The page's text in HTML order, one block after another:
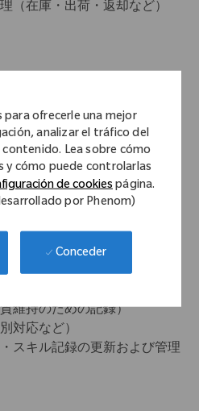
ofrecerle una mejor
analizar el tráfico del
Lea sobre cómo
y cómo puede controlarlas
de cookies página.
por Phenom)
Conceder
（在庫・出荷・返却など）
ル処理などの事務対応
却後処理
部門との連携
する処理
理および発注
修理・再登録など）
の組み替え
ウント）
維持のための記録）
対応など）
スキル記録の更新および管理